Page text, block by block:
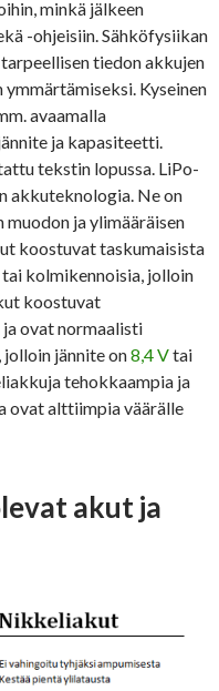
minkä jälkeen
-ohjeisiin. Sähköfysiikan
tiedon akkujen
Kyseinen
avaamalla
ja kapasiteetti.
tekstin lopussa. LiPo-
akkuteknologia. Ne on
ja ylimääräisen
koostuvat taskumaisista
kolmikennoisia, jolloin
koostuvat
ovat normaalisti
jolloin jännite on8,4 Vtai
tehokkaampia ja
ovat alttiimpia väärälle
akut ja